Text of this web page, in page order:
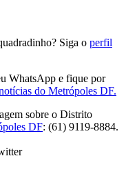
Siga o perfil
WhatsApp e fique por
do Metrópoles DF.
sobre o Distrito
DF: (61) 9119-8884.